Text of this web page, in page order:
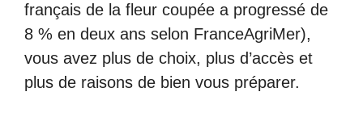
français de la fleur coupée a progressé de
8 % en deux ans selon FranceAgriMer),
vous avez plus de choix, plus d’accès et
plus de raisons de bien vous préparer.